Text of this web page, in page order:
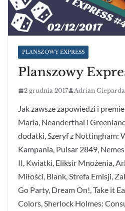
PLANSZOWY EXPRESS
Planszowy
2 grudnia 2017 Adrian Gieparda
Jak zawsze zapowiedzi i
Maria, Neanderthal i
dodatki, Szeryf z Nottingham:
Kampania, Pulsar 2849,
II, Kwiatki, Eliksir Mnożenia,
Miłości, Blank, Strefa Emisji,
Go Party, Dream On!, Take it
Colors, Sherlock Holmes: